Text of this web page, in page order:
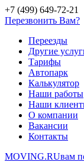
+7 (499) 649-72-21
Перезвонить Вам?
Переезды
Другие
Тарифы
Автопарк
Калькулятор
Наши работы
Наши
О компании
Вакансии
Контакты
MOVING.RUвам